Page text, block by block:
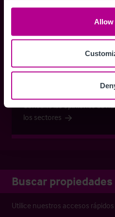
Allow
Publicaciones,
perspectivas de los
Consulte las opiniones de
los sectores
Buscar propiedades
Utilice nuestros accesos